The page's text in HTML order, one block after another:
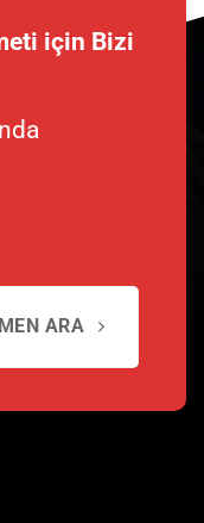
için Bizi
ARA